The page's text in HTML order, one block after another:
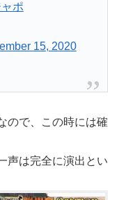
ポ
15, 2020
ので、この時には確
声は完全に演出とい